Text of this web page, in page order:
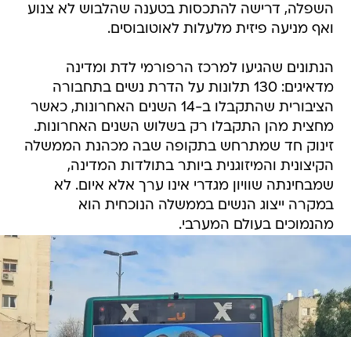
השפלה, דרישה להתכסות בטענה שהלבוש לא צנוע
ואף מניעה פיזית מלעלות לאוטובוסים.
הנתונים שהגיעו למרכז הרפורמי לדת ומדינה
מדאיגים: 130 תלונות על הדרת נשים בתחבורה
הציבורית שהתקבלו ב-14 השנים האחרונות, כאשר
מחצית מהן התקבלו רק בשלוש השנים האחרונות.
זינוק חד שמתרחש בתקופה שבה מכהנת הממשלה
הקיצונית והמיזוגנית ביותר בתולדות המדינה,
שמבחינתה שוויון מגדרי אינו ערך אלא איום. לא
במקרה ייצוג הנשים בממשלה הנוכחית הוא
מהנמוכים בעולם המערבי.